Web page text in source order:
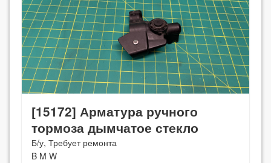
[15172] Арматура ручного
тормоза дымчатое стекло
Б/у, Требует ремонта
B M W